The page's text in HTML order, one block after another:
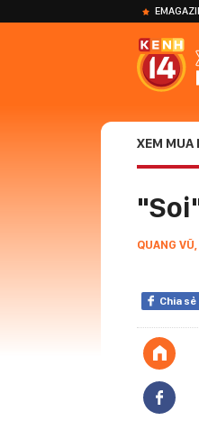
XEM MUA
QUANG VŨ,
Chia sẻ